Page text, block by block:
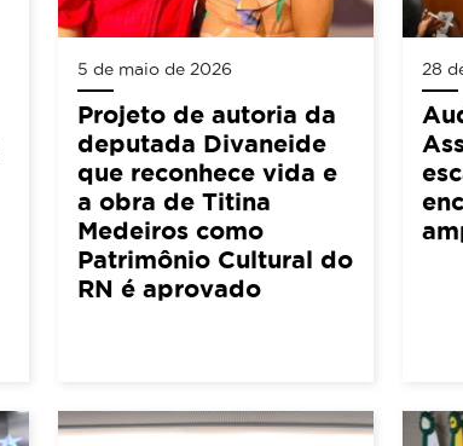
5 de maio de 2026
Projeto de autoria da
deputada Divaneide
que reconhece vida e
a obra de Titina
Medeiros como
Patrimônio Cultural do
RN é aprovado
28